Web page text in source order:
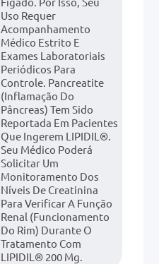
Uso Requer
Acompanhamento
Médico Estrito E
Exames Laboratoriais
Periódicos Para
Controle. Pancreatite
(inflamação Do
Pâncreas) Tem Sido
Reportada Em Pacientes
Que Ingerem LIPIDIL®.
Seu Médico Poderá
Solicitar Um
Monitoramento Dos
Níveis De Creatinina
Para Verificar A Função
Renal (funcionamento
Do Rim) Durante O
Tratamento Com
LIPIDIL® 200 Mg.